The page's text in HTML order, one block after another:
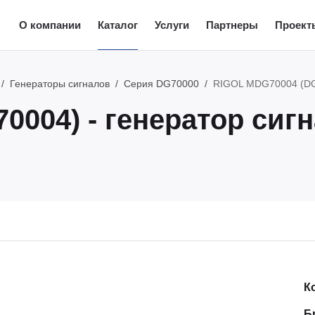
О компании Каталог Услуги Партнеры
Генераторы сигналов Серия DG70000 RIGOL MDG70004
- генератор